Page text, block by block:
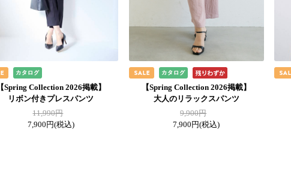
【Spring Collection 2026掲載】
リボン付きプレスパンツ
11,990円
7,900円(税込)
【Spring Collection 2026掲載】
大人のリラックスパンツ
9,900円
7,900円(税込)